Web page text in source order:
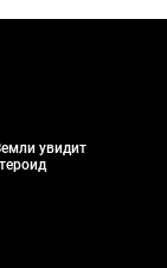
увидит